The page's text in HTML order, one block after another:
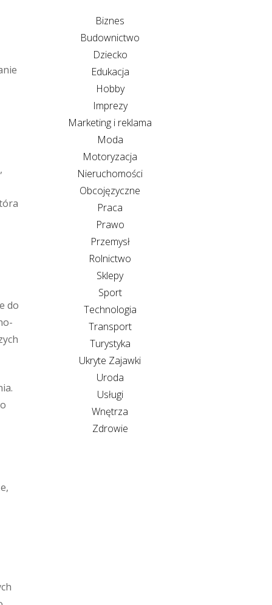
do
Biznes
Budownictwo
Dziecko
Edukacja
Hobby
Imprezy
Marketing i reklama
Moda
Motoryzacja
Nieruchomości
Obcojęzyczne
Praca
Prawo
Przemysł
Rolnictwo
Sklepy
Sport
Technologia
Transport
Turystyka
Ukryte Zajawki
Uroda
Usługi
Wnętrza
Zdrowie